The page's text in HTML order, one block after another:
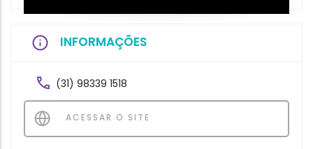
INFORMAÇÕES
(31) 98339 1518
ACESSAR O SITE